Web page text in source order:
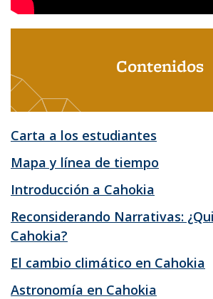
Contenidos
Carta a los estudiantes
Mapa y línea de tiempo
Introducción a Cahokia
Reconsiderando Narrativas:
Cahokia?
El cambio climático en Cahokia
Astronomía en Cahokia